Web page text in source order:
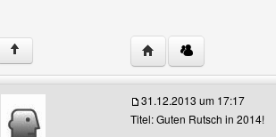
↑ Website dieses
31.12.2013 um 17:17
Titel: Guten Rutsch in 2014!